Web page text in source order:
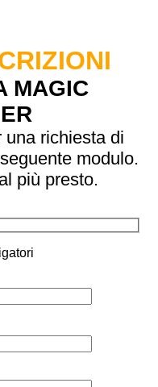
MAGIC
una richiesta di
modulo.
più presto.